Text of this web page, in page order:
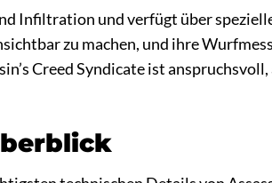
Infiltration und verfügt über
zu machen, und ihre
Creed Syndicate ist